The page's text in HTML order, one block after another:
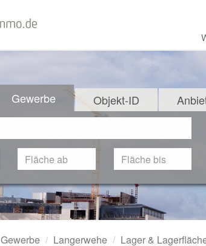
Gewerbe Objekt-ID
Gewerbe Langerwehe Lager &